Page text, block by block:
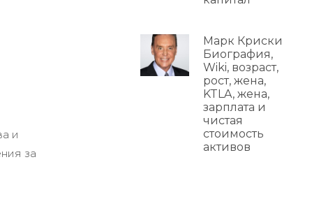
и
за
Марк Криски
Биография,
Wiki, возраст,
рост, жена,
KTLA, жена,
зарплата и
чистая
стоимость
активов